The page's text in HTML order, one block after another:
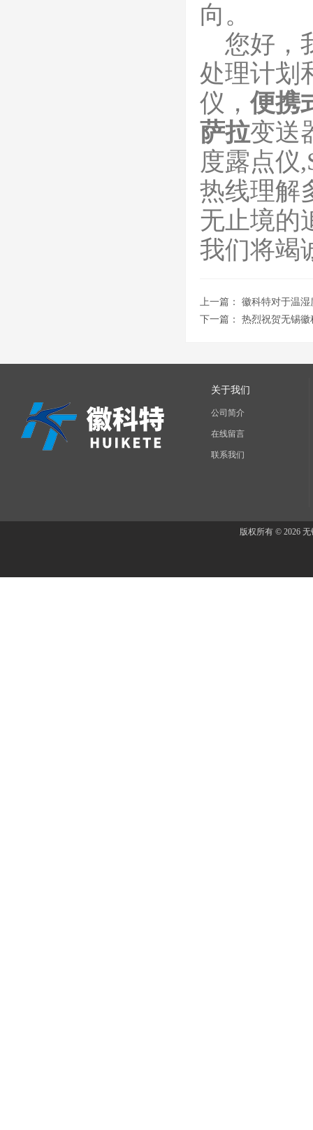
向。
您好，
处理计划
仪，便携
萨拉变送
度露点仪
热线理解
无止境的
我们将竭
上一篇： 徽科特对于温
下一篇： 热烈祝贺无锡
关于我们
公司简介
在线留言
联系我们
版权所有 © 2026